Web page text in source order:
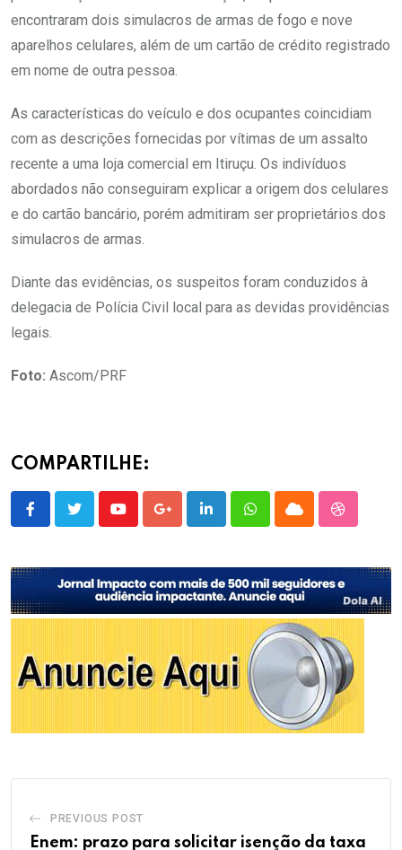
encontraram dois simulacros de armas de fogo e nove
aparelhos celulares, além de um cartão de crédito registrado
em nome de outra pessoa.
As características do veículo e dos ocupantes coincidiam
com as descrições fornecidas por vítimas de um assalto
recente a uma loja comercial em Itiruçu. Os indivíduos
abordados não conseguiram explicar a origem dos celulares
e do cartão bancário, porém admitiram ser proprietários dos
simulacros de armas.
Diante das evidências, os suspeitos foram conduzidos à
delegacia de Polícia Civil local para as devidas providências
legais.
Foto: Ascom/PRF
COMPARTILHE:
YoutubeGoogle+LinkedInWhatsappCloud
PREVIOUS POST
Enem: prazo para solicitar isenção da taxa